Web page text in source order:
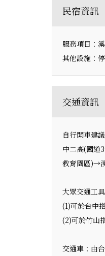
民宿資訊
服務項目：
其他設施：
交通資訊
自行開車建議
中二高(國道
教育園區)→
大眾交通工具
(1)可於台中
(2)可於竹山
交通車：由